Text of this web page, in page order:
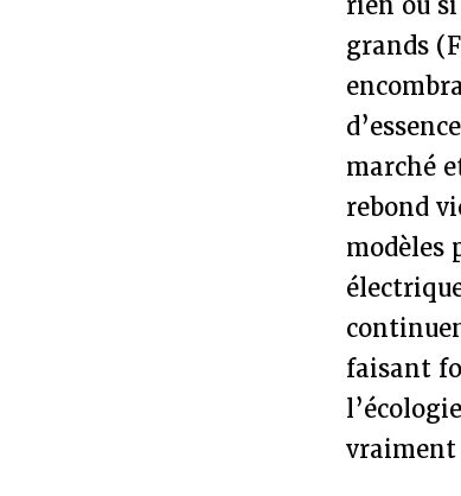
grands
marché
rebond
modèles
faisant
vraiment